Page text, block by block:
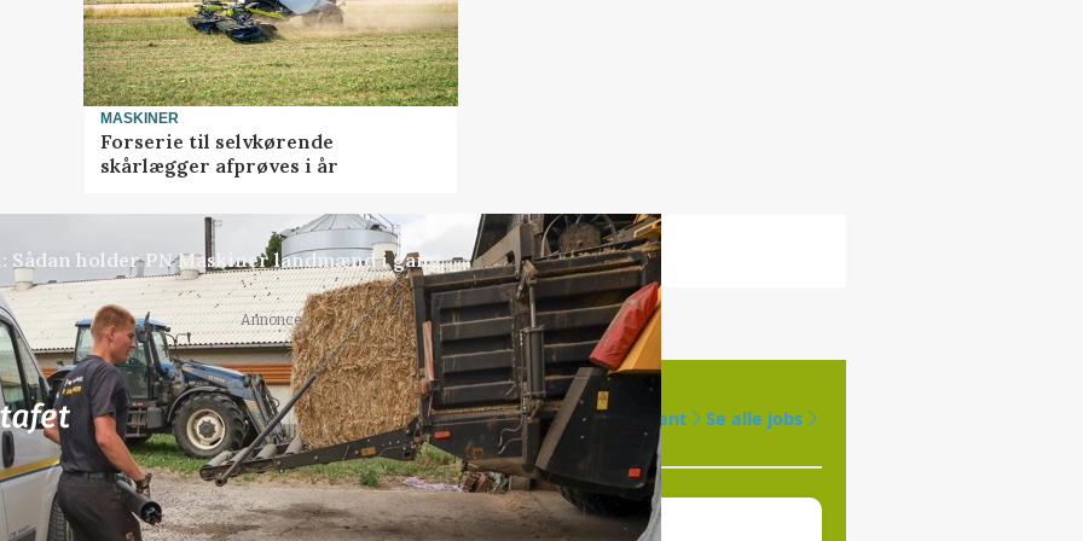
MASKINER
Forserie til selvkørende
skårlægger afprøves i år
holder PN Maskiner landmænd i gang
Annonce
77ledige stillinger Opret agent Se alle jobs
/ Trainee Rørlægger / håndmand søges til